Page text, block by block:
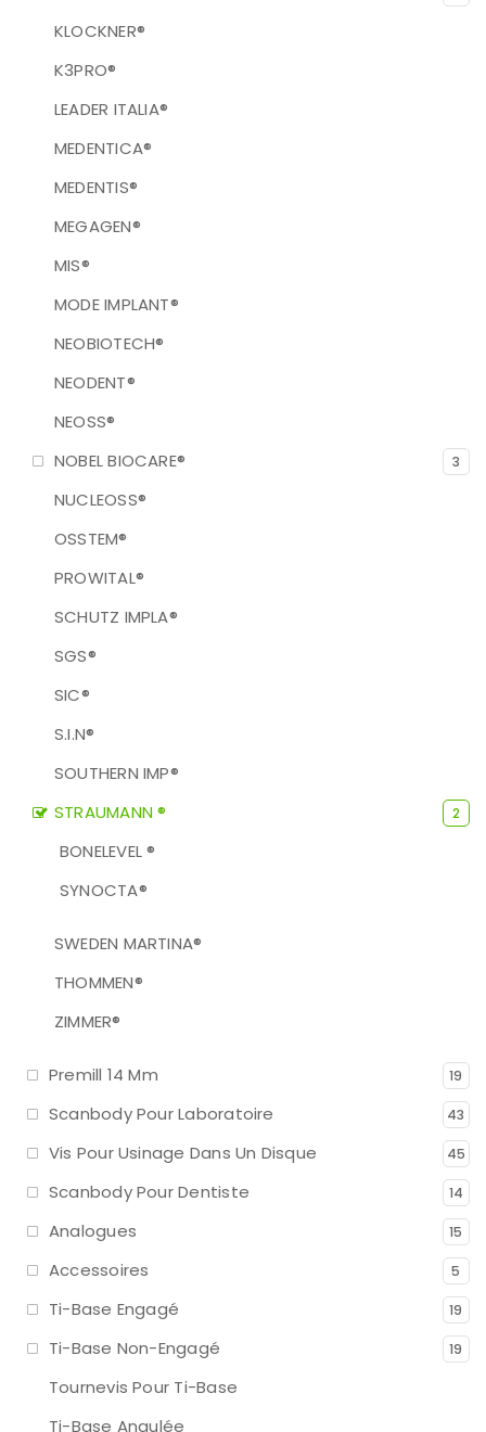
KLOCKNER®
K3PRO®
LEADER ITALIA®
MEDENTICA®
MEDENTIS®
MEGAGEN®
MIS®
MODE IMPLANT®
NEOBIOTECH®
NEODENT®
NEOSS®
NOBEL BIOCARE®
3
NUCLEOSS®
OSSTEM®
PROWITAL®
SCHUTZ IMPLA®
SGS®
SIC®
S.I.N®
SOUTHERN IMP®
STRAUMANN ®
2
BONELEVEL ®
SYNOCTA®
SWEDEN MARTINA®
THOMMEN®
ZIMMER®
Premill 14 Mm 19
Scanbody Pour Laboratoire 43
Vis Pour Usinage Dans Un Disque 45
Scanbody Pour Dentiste 14
Analogues 15
Accessoires 5
Ti-Base Engagé 19
Ti-Base Non-Engagé 19
Tournevis Pour Ti-Base
Ti-Base Angulée